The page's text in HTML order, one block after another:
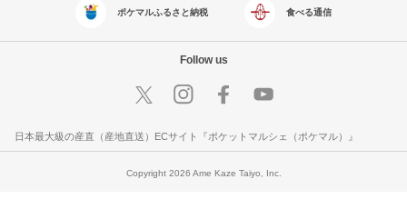
ポケマルふるさと納税 食べる通信
Follow us
日本最大級の産直（産地直送）ECサイト『ポケットマルシェ（ポケマル）』
Copyright 2026 Ame Kaze Taiyo, Inc.